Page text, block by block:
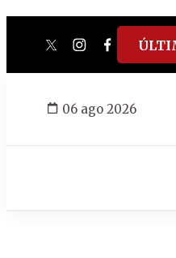
twitterinstagram
facebook
06 ago 2026